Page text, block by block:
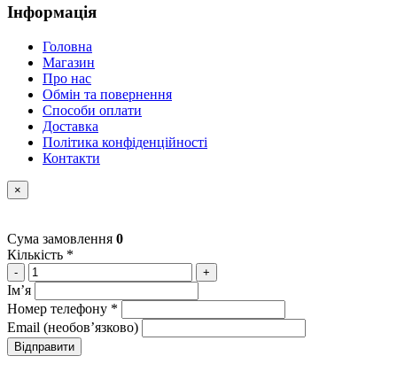
Інформація
Головна
Магазин
Про нас
Обмін та повернення
Способи оплати
Доставка
Політика конфіденційності
Контакти
×
Сума замовлення 0
Кількість *
- +
Імʼя
Номер телефону *
Email (необовʼязково)
Відправити